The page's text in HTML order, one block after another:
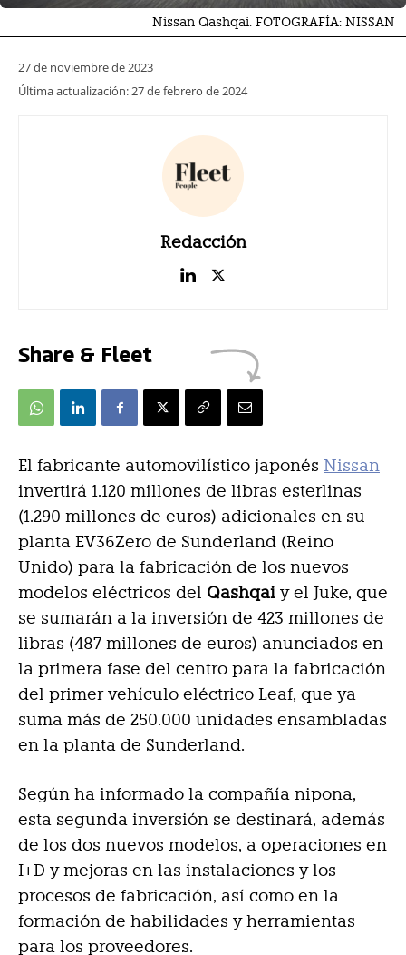
Nissan Qashqai. FOTOGRAFÍA: NISSAN
27 de noviembre de 2023
Última actualización:27 de febrero de 2024
Redacción
Share & Fleet
El fabricante automovilístico japonés Nissan
invertirá 1.120 millones de libras esterlinas
(1.290 millones de euros) adicionales en su
planta EV36Zero de Sunderland (Reino
Unido) para la fabricación de los nuevos
modelos eléctricos del Qashqai y el Juke, que
se sumarán a la inversión de 423 millones de
libras (487 millones de euros) anunciados en
la primera fase del centro para la fabricación
del primer vehículo eléctrico Leaf, que ya
suma más de 250.000 unidades ensambladas
en la planta de Sunderland.
Según ha informado la compañía nipona,
esta segunda inversión se destinará, además
de los dos nuevos modelos, a operaciones en
I+D y mejoras en las instalaciones y los
procesos de fabricación, así como en la
formación de habilidades y herramientas
para los proveedores.